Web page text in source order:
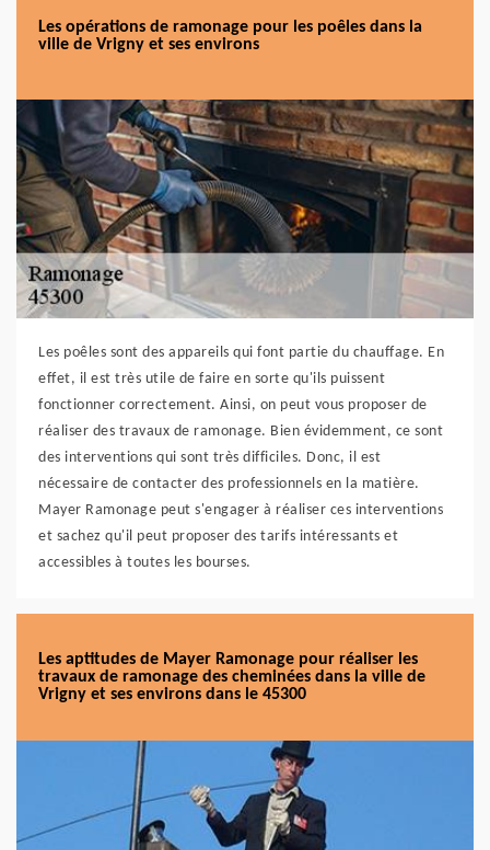
Les opérations de ramonage pour les poêles dans la
ville de Vrigny et ses environs
Les poêles sont des appareils qui font partie du chauffage. En
effet, il est très utile de faire en sorte qu'ils puissent
fonctionner correctement. Ainsi, on peut vous proposer de
réaliser des travaux de ramonage. Bien évidemment, ce sont
des interventions qui sont très difficiles. Donc, il est
nécessaire de contacter des professionnels en la matière.
Mayer Ramonage peut s'engager à réaliser ces interventions
et sachez qu'il peut proposer des tarifs intéressants et
accessibles à toutes les bourses.
Les aptitudes de Mayer Ramonage pour réaliser les
travaux de ramonage des cheminées dans la ville de
Vrigny et ses environs dans le 45300